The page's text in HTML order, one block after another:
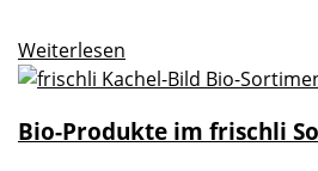
Weiterlesen
Bio-Produkte im frischli